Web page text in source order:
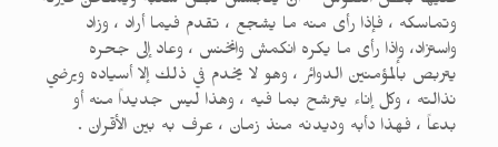
وتماسكه ، فإذا رأى منه ما يشجع ، تقدم فيما أراد ، وزاد
واستزاد، وإذا رأى ما يكره انكمش وانخنس ، وعاد إلى جحره
يتربص بالمؤمنين الدوائر ، وهو لا يخدم في ذلك إلا أسياده ويرضي
نذالته ، وكل إناء يترشح بما فيه ، وهذا ليس جديداً منه أو
بدعاً ، فهذا دأبه وديدنه منذ زمان ، عرف به بين الأقران .